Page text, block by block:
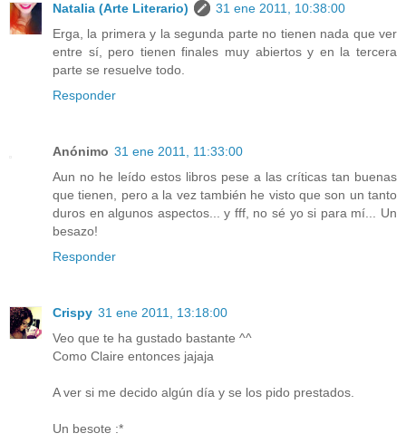
Natalia (Arte Literario)
31 ene 2011, 10:38:00
Erga, la primera y la segunda parte no tienen nada que ver
entre sí, pero tienen finales muy abiertos y en la tercera
parte se resuelve todo.
Responder
Anónimo 31 ene 2011, 11:33:00
Aun no he leído estos libros pese a las críticas tan buenas
que tienen, pero a la vez también he visto que son un tanto
duros en algunos aspectos... y fff, no sé yo si para mí... Un
besazo!
Responder
Crispy 31 ene 2011, 13:18:00
Veo que te ha gustado bastante ^^
Como Claire entonces jajaja
A ver si me decido algún día y se los pido prestados.
Un besote :*